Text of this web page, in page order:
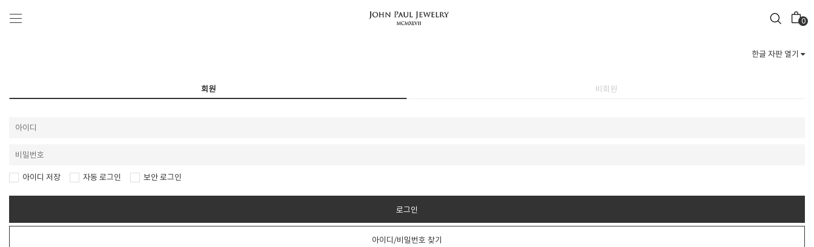
0
한글 자판 열기
회원 비회원
아이디 저장 자동 로그인 보안 로그인
로그인
아이디/비밀번호 찾기